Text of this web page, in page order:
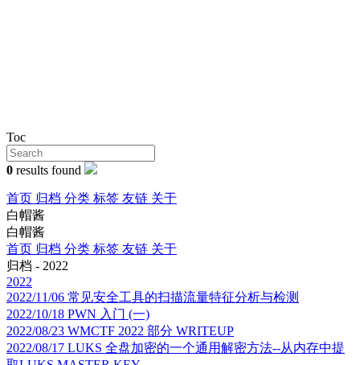
Toc
0 results found
首页 归档 分类 标签 友链 关于
白帽酱
白帽酱
首页 归档 分类 标签 友链 关于
归档 - 2022
2022
2022/11/06 常见安全工具的扫描流量特征分析与检测
2022/10/18 PWN 入门 (一)
2022/08/23 WMCTF 2022 部分 WRITEUP
2022/08/17 LUKS 全盘加密的一个通用解密方法--从内存中提